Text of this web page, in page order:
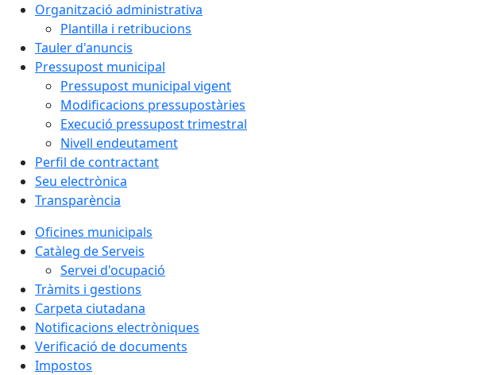
Organització administrativa
Plantilla i retribucions
Tauler d'anuncis
Pressupost municipal
Pressupost municipal vigent
Modificacions pressupostàries
Execució pressupost trimestral
Nivell endeutament
Perfil de contractant
Seu electrònica
Transparència
Oficines municipals
Catàleg de Serveis
Servei d'ocupació
Tràmits i gestions
Carpeta ciutadana
Notificacions electròniques
Verificació de documents
Impostos